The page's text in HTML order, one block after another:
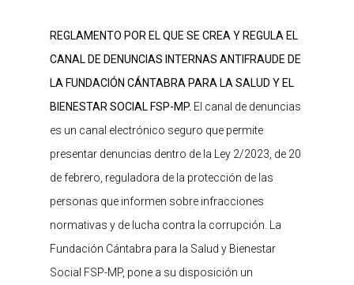
REGLAMENTO POR EL QUE SE CREA Y REGULA EL
CANAL DE DENUNCIAS INTERNAS ANTIFRAUDE DE
LA FUNDACIÓN CÁNTABRA PARA LA SALUD Y EL
BIENESTAR SOCIAL FSP-MP. El canal de denuncias
es un canal electrónico seguro que permite
presentar denuncias dentro de la Ley 2/2023, de 20
de febrero, reguladora de la protección de las
personas que informen sobre infracciones
normativas y de lucha contra la corrupción. La
Fundación Cántabra para la Salud y Bienestar
Social FSP-MP, pone a su disposición un